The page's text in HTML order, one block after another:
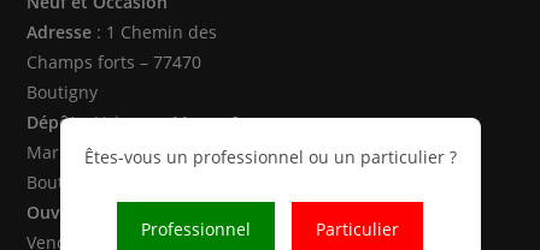
un
nouvel
onglet
un
nouvel
onglet
un
nouvel
onglet
Adresse : 1 Chemin des
Champs forts – 77470
Boutigny
Dépôts: Vaire sur Marne &
Marne la Vallée (77470 -
Boutigny)
Ouverture
Vendredi de 8h00 à 12h30
Êtes-vous un professionnel ou un particulier ?
Professionnel Particulier